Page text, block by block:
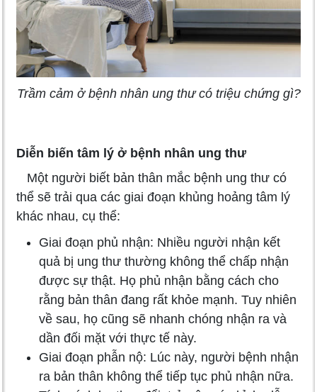
Trầm cảm ở bệnh nhân ung thư có triệu chứng gì?
Diễn biến tâm lý ở bệnh nhân ung thư
Một người biết bản thân mắc bệnh ung thư có
thể sẽ trải qua các giai đoạn khủng hoảng tâm lý
khác nhau, cụ thể:
Giai đoạn phủ nhận: Nhiều người nhận kết
quả bị ung thư thường không thể chấp nhận
được sự thật. Họ phủ nhận bằng cách cho
rằng bản thân đang rất khỏe mạnh. Tuy nhiên
về sau, họ cũng sẽ nhanh chóng nhận ra và
dần đối mặt với thực tế này.
Giai đoạn phẫn nộ: Lúc này, người bệnh nhận
ra bản thân không thể tiếp tục phủ nhận nữa.